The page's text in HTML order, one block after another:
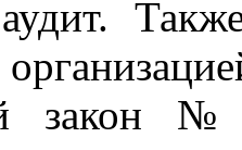
закон